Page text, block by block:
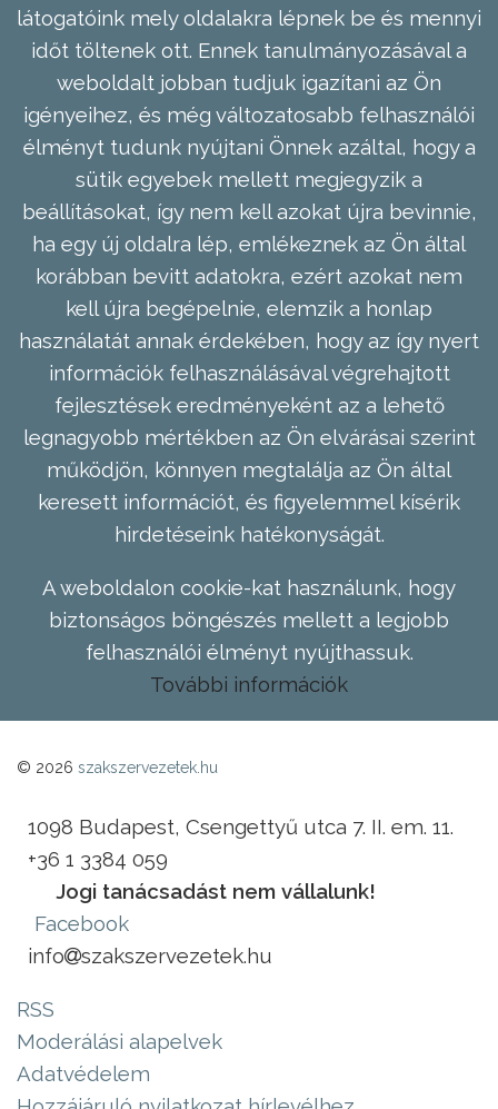
látogatóink mely oldalakra lépnek be és mennyi
időt töltenek ott. Ennek tanulmányozásával a
weboldalt jobban tudjuk igazítani az Ön
igényeihez, és még változatosabb felhasználói
élményt tudunk nyújtani Önnek azáltal, hogy a
sütik egyebek mellett megjegyzik a
beállításokat, így nem kell azokat újra bevinnie,
ha egy új oldalra lép, emlékeznek az Ön által
korábban bevitt adatokra, ezért azokat nem
kell újra begépelnie, elemzik a honlap
használatát annak érdekében, hogy az így nyert
információk felhasználásával végrehajtott
fejlesztések eredményeként az a lehető
legnagyobb mértékben az Ön elvárásai szerint
működjön, könnyen megtalálja az Ön által
keresett információt, és figyelemmel kísérik
hirdetéseink hatékonyságát.
A weboldalon cookie-kat használunk, hogy
biztonságos böngészés mellett a legjobb
felhasználói élményt nyújthassuk.
További információk
© 2026 szakszervezetek.hu
1098 Budapest, Csengettyű utca 7. II. em. 11.
+36 1 3384 059
Jogi tanácsadást nem vállalunk!
Facebook
info
szakszervezetek.hu
RSS
Moderálási alapelvek
Adatvédelem